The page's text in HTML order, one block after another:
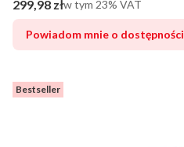
Cena brutto
299,98 złw tym %s VAT
w tym 23% VAT
Powiadom mnie o dostępności
Bestseller